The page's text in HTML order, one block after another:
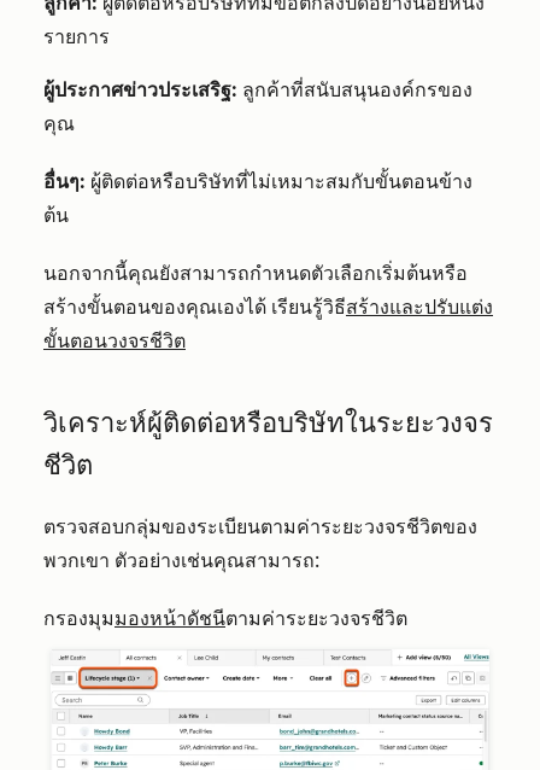
รายการ
ผู้ประกาศข่าวประเสริฐ: ลูกค้าที่สนับสนุนองค์กรของ
คุณ
อื่นๆ: ผู้ติดต่อหรือบริษัทที่ไม่เหมาะสมกับขั้นตอนข้าง
ต้น
นอกจากนี้คุณยังสามารถกำหนดตัวเลือกเริ่มต้นหรือ
สร้างขั้นตอนของคุณเองได้ เรียนรู้วิธีสร้างและปรับแต่ง
ขั้นตอนวงจรชีวิต
วิเคราะห์ผู้ติดต่อหรือบริษัทในระยะวงจร
ชีวิต
ตรวจสอบกลุ่มของระเบียนตามค่าระยะวงจรชีวิตของ
พวกเขา ตัวอย่างเช่นคุณสามารถ:
กรองมุมมองหน้าดัชนีตามค่าระยะวงจรชีวิต